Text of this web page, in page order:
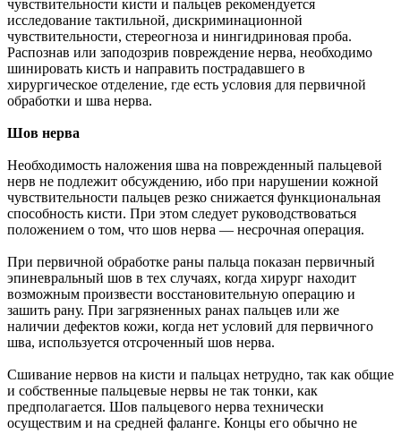
чувствительности кисти и пальцев рекомендуется
исследование тактильной, дискриминационной
чувствительности, стереогноза и нингидриновая проба.
Распознав или заподозрив повреждение нерва, необходимо
шинировать кисть и направить пострадавшего в
хирургическое отделение, где есть условия для первичной
обработки и шва нерва.
Шов нерва
Необходимость наложения шва на поврежденный пальцевой
нерв не подлежит обсуждению, ибо при нарушении кожной
чувствительности пальцев резко снижается функциональная
способность кисти. При этом следует руководствоваться
положением о том, что шов нерва — несрочная операция.
При первичной обработке раны пальца показан первичный
эпиневральный шов в тех случаях, когда хирург находит
возможным произвести восстановительную операцию и
зашить рану. При загрязненных ранах пальцев или же
наличии дефектов кожи, когда нет условий для первичного
шва, используется отсроченный шов нерва.
Сшивание нервов на кисти и пальцах нетрудно, так как общие
и собственные пальцевые нервы не так тонки, как
предполагается. Шов пальцевого нерва технически
осуществим и на средней фаланге. Концы его обычно не